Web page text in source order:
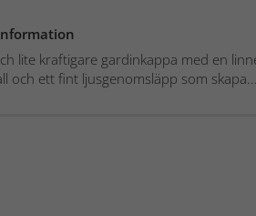
lite kraftigare gardinkappa med en
och ett fint ljusgenomsläpp som skapa...